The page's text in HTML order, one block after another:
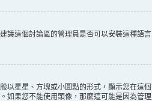
這個討論區的管理員是否可以安裝這種語
星星、方塊或小圓點的形式，顯示您在
果您不能使用頭像，那麼這可能是因為管